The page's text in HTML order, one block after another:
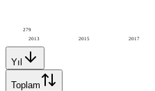
2013 2015 2017
279
Yıl
Toplam